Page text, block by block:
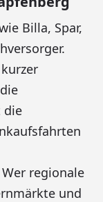
Billa, Spar,
die
regionale
und